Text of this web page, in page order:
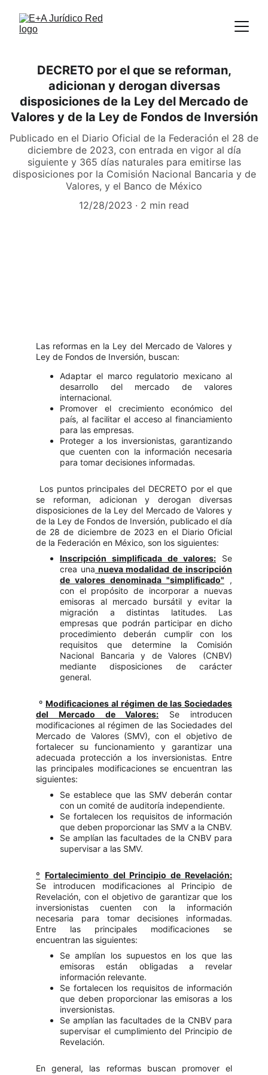
DECRETO por el que se reforman,
adicionan y derogan diversas
disposiciones de la Ley del Mercado de
Valores y de la Ley de Fondos de Inversión
Publicado en el Diario Oficial de la Federación el 28 de
diciembre de 2023, con entrada en vigor al día
siguiente y 365 días naturales para emitirse las
disposiciones por la Comisión Nacional Bancaria y de
Valores, y el Banco de México
12/28/2023
2 min read
Las reformas en la Ley del Mercado de Valores y
Ley de Fondos de Inversión, buscan:
Adaptar el marco regulatorio mexicano al
desarrollo del mercado de valores
internacional.
Promover el crecimiento económico del
país, al facilitar el acceso al financiamiento
para las empresas.
Proteger a los inversionistas, garantizando
que cuenten con la información necesaria
para tomar decisiones informadas.
Los puntos principales del DECRETO por el que
se reforman, adicionan y derogan diversas
disposiciones de la Ley del Mercado de Valores y
de la Ley de Fondos de Inversión, publicado el día
de 28 de diciembre de 2023 en el Diario Oficial
de la Federación en México, son los siguientes:
Inscripción simplificada de valores: Se
crea una nueva modalidad de inscripción
de valores denominada "simplificado" ,
con el propósito de incorporar a nuevas
emisoras al mercado bursátil y evitar la
migración a distintas latitudes. Las
empresas que podrán participar en dicho
procedimiento deberán cumplir con los
requisitos que determine la Comisión
Nacional Bancaria y de Valores (CNBV)
mediante disposiciones de carácter
general.
º Modificaciones al régimen de las Sociedades
del Mercado de Valores: Se introducen
modificaciones al régimen de las Sociedades del
Mercado de Valores (SMV), con el objetivo de
fortalecer su funcionamiento y garantizar una
adecuada protección a los inversionistas. Entre
las principales modificaciones se encuentran las
siguientes:
Se establece que las SMV deberán contar
con un comité de auditoría independiente.
Se fortalecen los requisitos de información
que deben proporcionar las SMV a la CNBV.
Se amplían las facultades de la CNBV para
supervisar a las SMV.
º Fortalecimiento del Principio de Revelación:
Se introducen modificaciones al Principio de
Revelación, con el objetivo de garantizar que los
inversionistas cuenten con la información
necesaria para tomar decisiones informadas.
Entre las principales modificaciones se
encuentran las siguientes:
Se amplían los supuestos en los que las
emisoras están obligadas a revelar
información relevante.
Se fortalecen los requisitos de información
que deben proporcionar las emisoras a los
inversionistas.
Se amplían las facultades de la CNBV para
supervisar el cumplimiento del Principio de
Revelación.
En general, las reformas buscan promover el